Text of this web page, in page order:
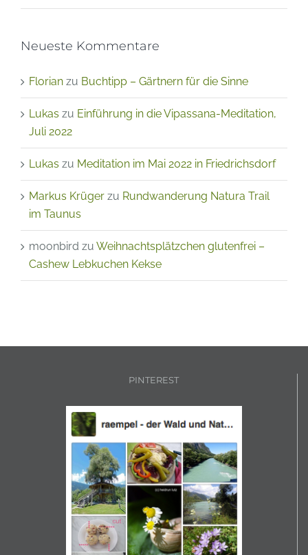
Neueste Kommentare
Florian zu Buchtipp – Gärtnern für die Sinne
Lukas zu Einführung in die Vipassana-Meditation,
Juli 2022
Lukas zu Meditation im Mai 2022 in Friedrichsdorf
Markus Krüger zu Rundwanderung Natura Trail
im Taunus
moonbird zu Weihnachtsplätzchen glutenfrei –
Cashew Lebkuchen Kekse
PINTEREST